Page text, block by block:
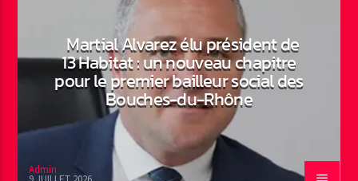
Martial Alvarez élu président de
13 Habitat : un nouveau chapitre
pour le premier bailleur social des
Bouches-du-Rhône
Admin